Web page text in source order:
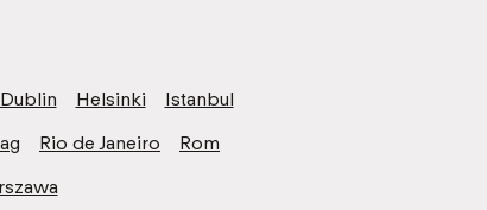
Dublin Helsinki
Istanbul
Rio de Janeiro
Rom